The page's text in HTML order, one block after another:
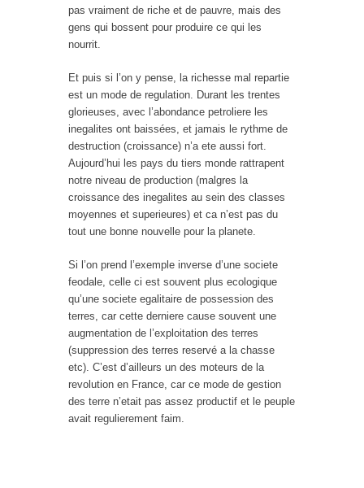
pas vraiment de riche et de pauvre, mais des
gens qui bossent pour produire ce qui les
nourrit.
Et puis si l’on y pense, la richesse mal repartie
est un mode de regulation. Durant les trentes
glorieuses, avec l’abondance petroliere les
inegalites ont baissées, et jamais le rythme de
destruction (croissance) n’a ete aussi fort.
Aujourd’hui les pays du tiers monde rattrapent
notre niveau de production (malgres la
croissance des inegalites au sein des classes
moyennes et superieures) et ca n’est pas du
tout une bonne nouvelle pour la planete.
Si l’on prend l’exemple inverse d’une societe
feodale, celle ci est souvent plus ecologique
qu’une societe egalitaire de possession des
terres, car cette derniere cause souvent une
augmentation de l’exploitation des terres
(suppression des terres reservé a la chasse
etc). C’est d’ailleurs un des moteurs de la
revolution en France, car ce mode de gestion
des terre n’etait pas assez productif et le peuple
avait regulierement faim.